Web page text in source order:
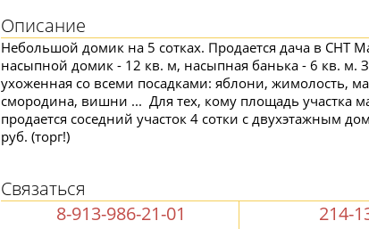
Описание
Небольшой домик на 5 сотках. Продается дача в СНТ
насыпной домик - 12 кв. м, насыпная банька - 6 кв. м.
ухоженная со всеми посадками: яблони, жимолость,
смородина, вишни ... Для тех, кому площадь участка
продается соседний участок 4 сотки с двухэтажным
руб. (торг!)
Связаться
8-913-986-21-01
214-